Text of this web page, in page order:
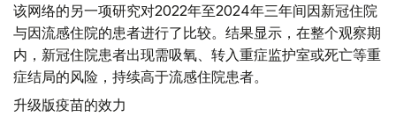
该网络的另一项研究对2022年至2024年三年间因新冠住院
与因流感住院的患者进行了比较。结果显示，在整个观察期
内，新冠住院患者出现需吸氧、转入重症监护室或死亡等重
症结局的风险，持续高于流感住院患者。
升级版疫苗的效力